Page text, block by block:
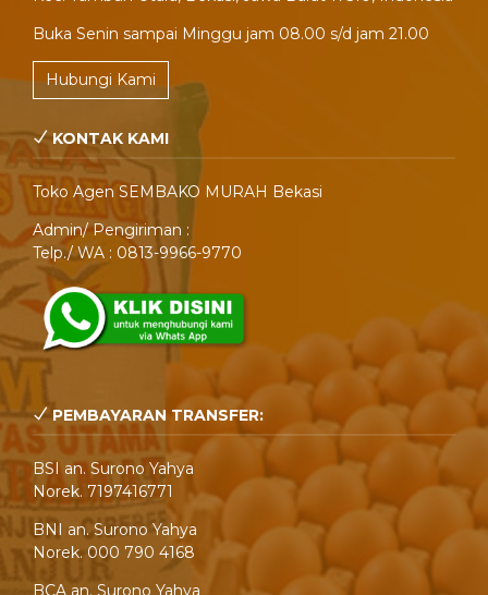
Buka Senin sampai Minggu jam 08.00 s/d jam 21.00
Hubungi Kami
KONTAK KAMI
Toko Agen SEMBAKO MURAH Bekasi
Admin/ Pengiriman :
Telp./ WA : 0813-9966-9770
PEMBAYARAN TRANSFER:
BSI an. Surono Yahya
Norek. 7197416771
BNI an. Surono Yahya
Norek. 000 790 4168
BCA an. Surono Yahya